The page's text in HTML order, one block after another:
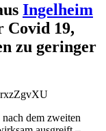
Ingelheim
Covid 19,
zu geringer
dem zweiten